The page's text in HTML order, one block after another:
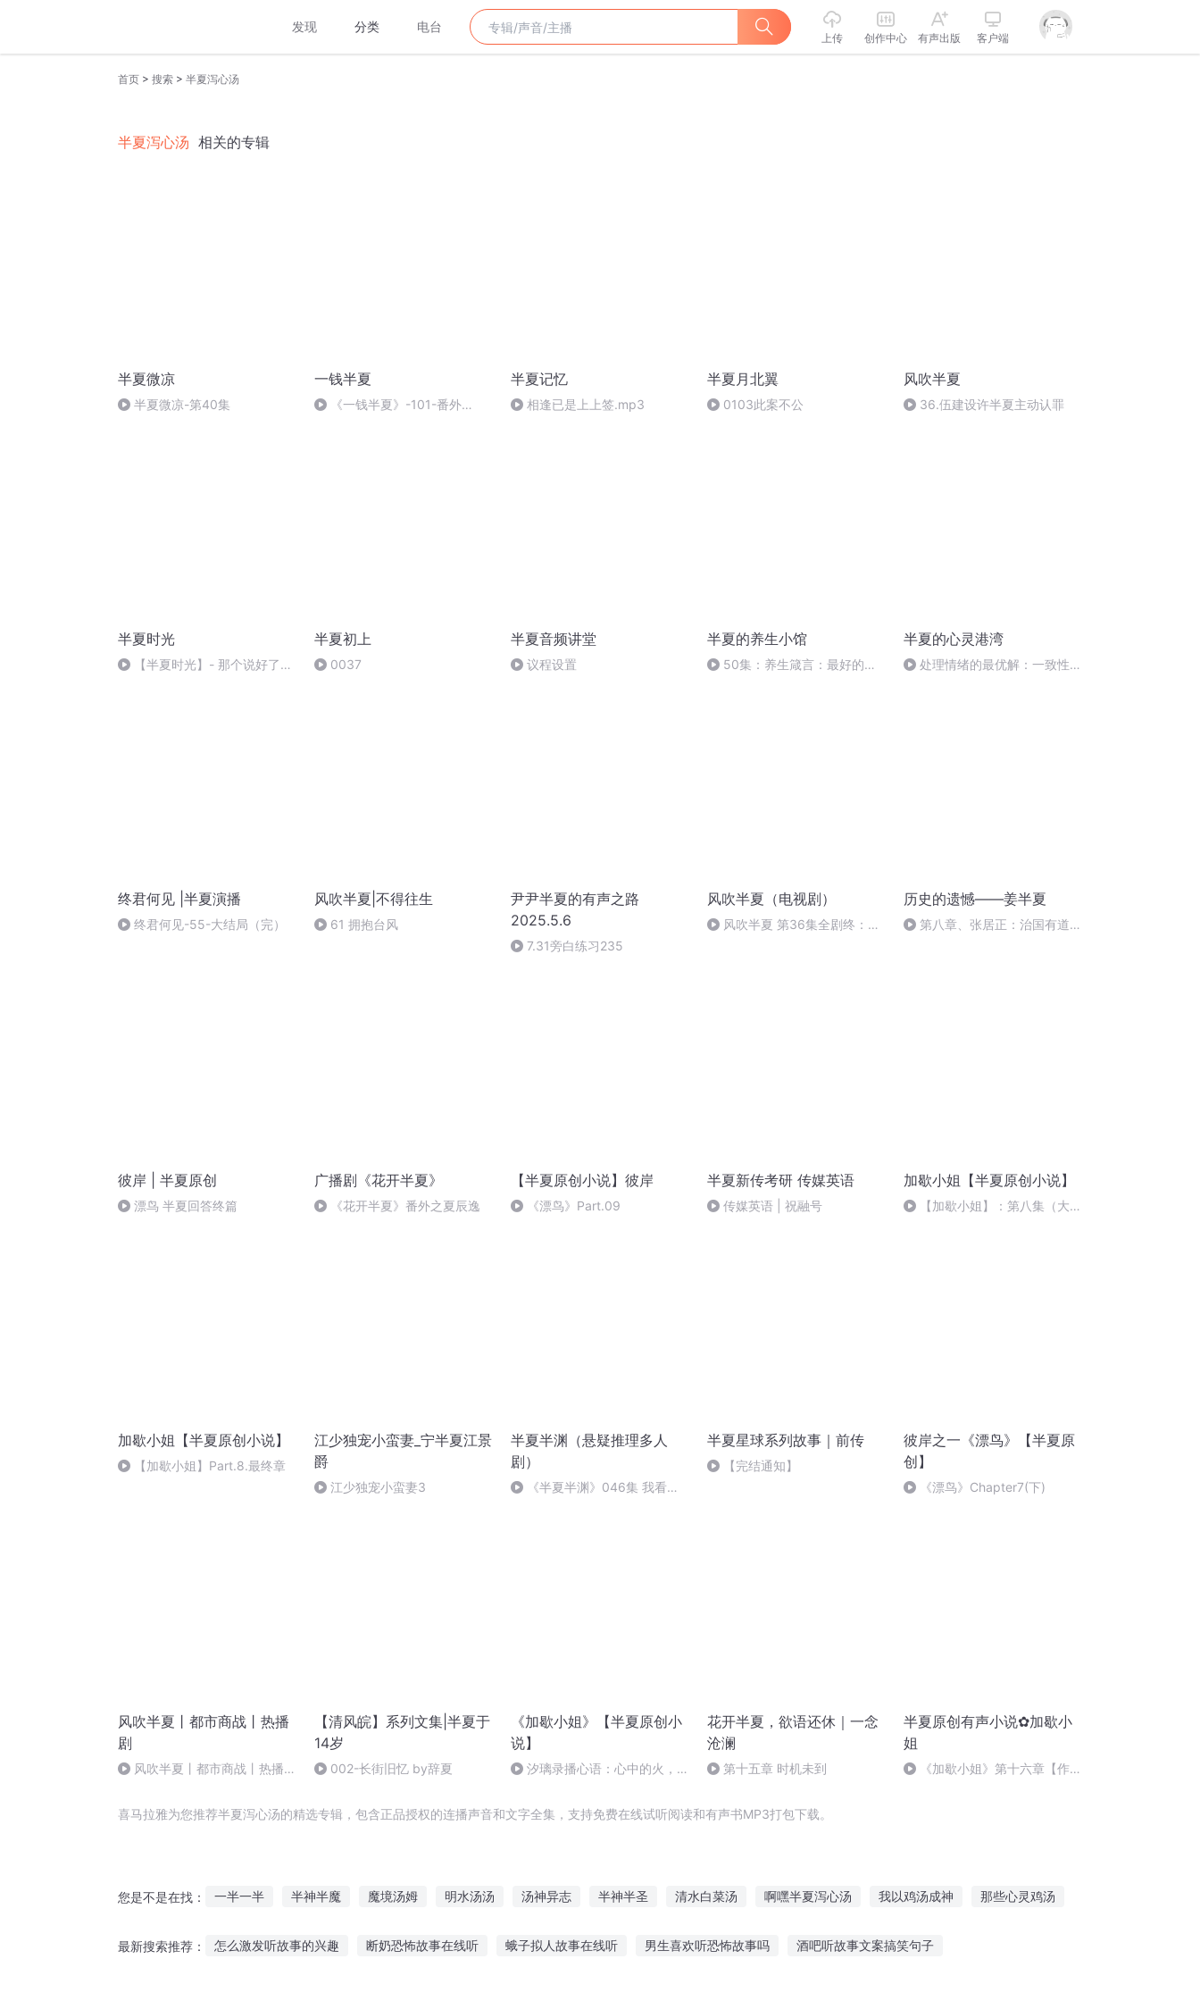
发现 分类 电台
上传 创作中心 有声出版 客户端
首页 > 搜索 > 半夏泻心汤
半夏泻心汤 相关的专辑
半夏微凉
半夏微凉-第40集
一钱半夏
《一钱半夏》-101-番外
半夏记忆
相逢已是上上签.mp3
半夏月北翼
0103此案不公
风吹半夏
36.伍建设许半夏主动认罪
半夏时光
【半夏时光】- 那个说好了要
半夏初上
0037
半夏音频讲堂
议程设置
半夏的养生小馆
50集：养生箴言：最好的医
半夏的心灵港湾
处理情绪的最优解：一致性表
终君何见 |半夏演播
终君何见-55-大结局（完）
风吹半夏|不得往生
61 拥抱台风
尹尹半夏的有声之路
2025.5.6
7.31旁白练习235
风吹半夏（电视剧）
风吹半夏 第36集全剧终：伍
历史的遗憾——姜半夏
第八章、张居正：治国有道的
彼岸 | 半夏原创
漂鸟 半夏回答终篇
广播剧《花开半夏》
《花开半夏》番外之夏辰逸
【半夏原创小说】彼岸
《漂鸟》Part.09
半夏新传考研 传媒英语
传媒英语 | 祝融号
加歇小姐【半夏原创小说】
【加歇小姐】：第八集（大结
加歇小姐【半夏原创小说】
【加歇小姐】Part.8.最终章
江少独宠小蛮妻_宁半夏江景
爵
江少独宠小蛮妻3
半夏半渊（悬疑推理多人
剧）
《半夏半渊》046集 我看见
半夏星球系列故事｜前传
【完结通知】
彼岸之一《漂鸟》【半夏原
创】
《漂鸟》Chapter7(下)
风吹半夏丨都市商战丨热播
剧
风吹半夏丨都市商战丨热播剧
【清风皖】系列文集|半夏于
14岁
002-长街旧忆 by辞夏
《加歇小姐》【半夏原创小
说】
汐璃录播心语：心中的火，相
花开半夏，欲语还休｜一念
沧澜
第十五章 时机未到
半夏原创有声小说✿加歇小
姐
《加歇小姐》第十六章【作
喜马拉雅为您推荐半夏泻心汤的精选专辑，包含正品授权的连播声音和文字全集，支持免费在线试听阅读和有声书MP3打包下载。
您是不是在找： 一半一半 半神半魔 魔境汤姆 明水汤汤 汤神异志 半神半圣 清水白菜汤 啊嘿半夏泻心汤 我以鸡汤成神 那些心灵鸡汤
最新搜索推荐： 怎么激发听故事的兴趣 断奶恐怖故事在线听 蛾子拟人故事在线听 男生喜欢听恐怖故事吗 酒吧听故事文案搞笑句子